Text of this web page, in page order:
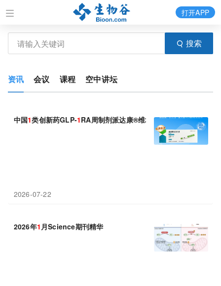
搜索
打开APP
资讯 会议 课程 空中讲坛
中国1类创新药GLP-1RA周制剂派达康®维培那肽重磅上市 阿里健
2026-07-22
2026年1 月Science期刊精华